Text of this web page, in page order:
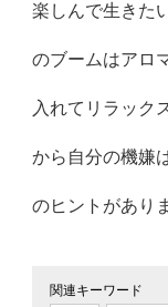
楽しんで生きた
のブームはアロ
入れてリラック
から自分の機嫌
のヒントがあり
関連キーワード